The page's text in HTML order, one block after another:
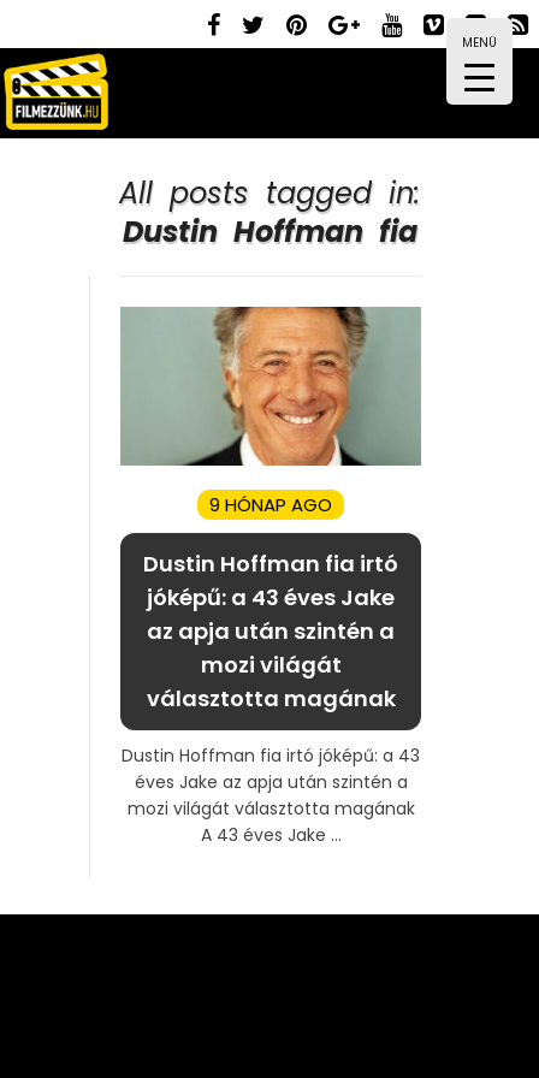
MENÜ
All posts tagged in:
Dustin Hoffman fia
9 HÓNAP AGO
Dustin Hoffman fia irtó
jóképű: a 43 éves Jake
az apja után szintén a
mozi világát
választotta magának
Dustin Hoffman fia irtó jóképű: a 43
éves Jake az apja után szintén a
mozi világát választotta magának
A 43 éves Jake ...